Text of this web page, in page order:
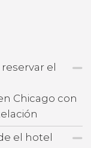
el
Chicago con
el hotel